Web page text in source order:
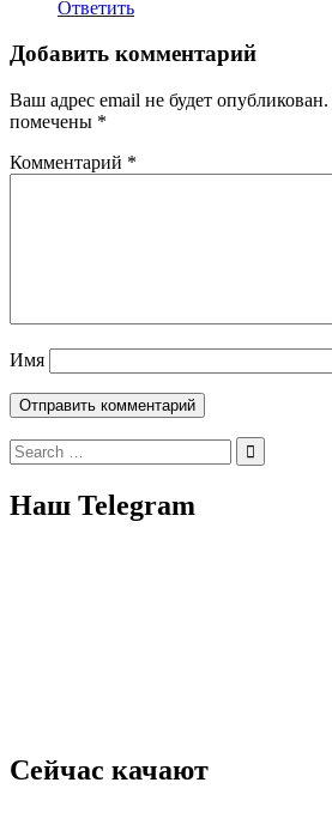
Ответить
Добавить комментарий
Ваш адрес email не будет опубликован.
помечены *
Комментарий *
Имя
Search
for:
Наш Telegram
Сейчас качают